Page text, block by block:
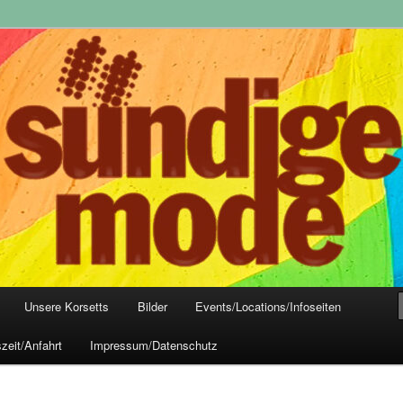
Frankfurt
Mode, Club- und Dark-Wear seit 2004
Unsere Korsetts Bilder Events/Locations/Infoseiten
Anfahrt Impressum/Datenschutz